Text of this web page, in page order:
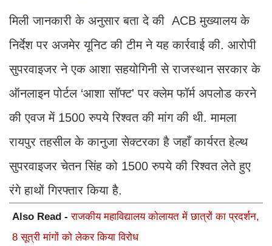
मिली जानकारी के अनुसार बता दे की ACB मुख्यालय के
निर्देश पर अजमेर यूनिट की टीम ने यह कार्रवाई की. आरोपी
सुपरवाइजर ने एक आशा सहयोगिनी से राजस्थान सरकार के
ऑनलाइन पोर्टल ‘आशा सॉफ्ट' पर क्लेम फॉर्म अपलोड करने
की एवज में 1500 रुपये रिश्वत की मांग की थी. मामला
रायपुर तहसील के कानुजा सेक्टरका है जहाँ कार्यरत हेल्थ
सुपरवाइजर चेतन सिंह को 1500 रुपये की रिश्वत लेते हुए
रंगे हाथों गिरफ्तार किया है.
Also Read -राजकीय महाविद्यालय कोलायत में छात्रों का प्रदर्शन,
8 सूत्री मांगों को लेकर किया विरोध